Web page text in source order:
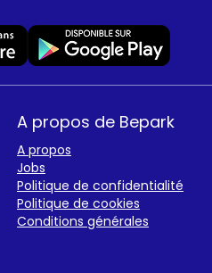
A propos de Bepark
A propos
Jobs
Politique de confidentialité
Politique de cookies
Conditions générales